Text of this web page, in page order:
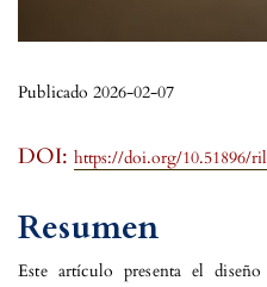
DOI: https://doi.org/10.51896/
Publicado 2026-02-07
Resumen
Este artículo presenta el